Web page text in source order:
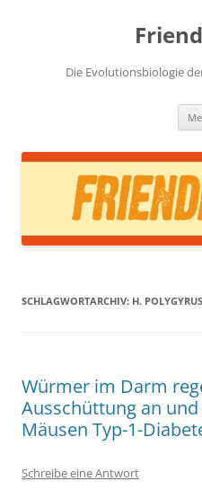
Die Evolutionsbiologie
SCHLAGWORTARCHIV: H. POLYGYRUS
Würmer im Darm
Ausschüttung an
Mäusen Typ-1-
Schreibe eine Antwort